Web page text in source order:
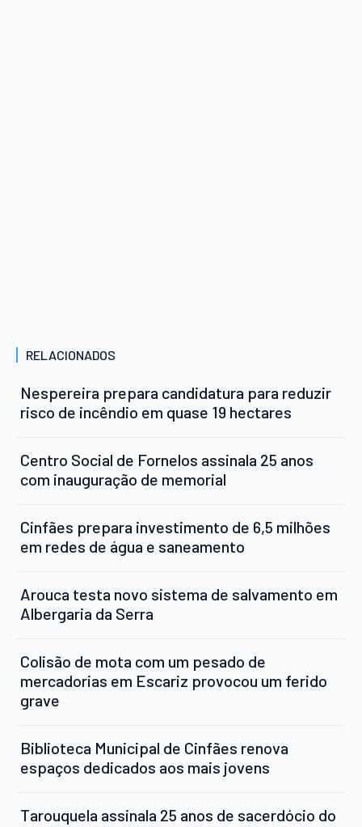
RELACIONADOS
Nespereira prepara candidatura para reduzir
risco de incêndio em quase 19 hectares
Centro Social de Fornelos assinala 25 anos
com inauguração de memorial
Cinfães prepara investimento de 6,5 milhões
em redes de água e saneamento
Arouca testa novo sistema de salvamento em
Albergaria da Serra
Colisão de mota com um pesado de
mercadorias em Escariz provocou um ferido
grave
Biblioteca Municipal de Cinfães renova
espaços dedicados aos mais jovens
Tarouquela assinala 25 anos de sacerdócio do